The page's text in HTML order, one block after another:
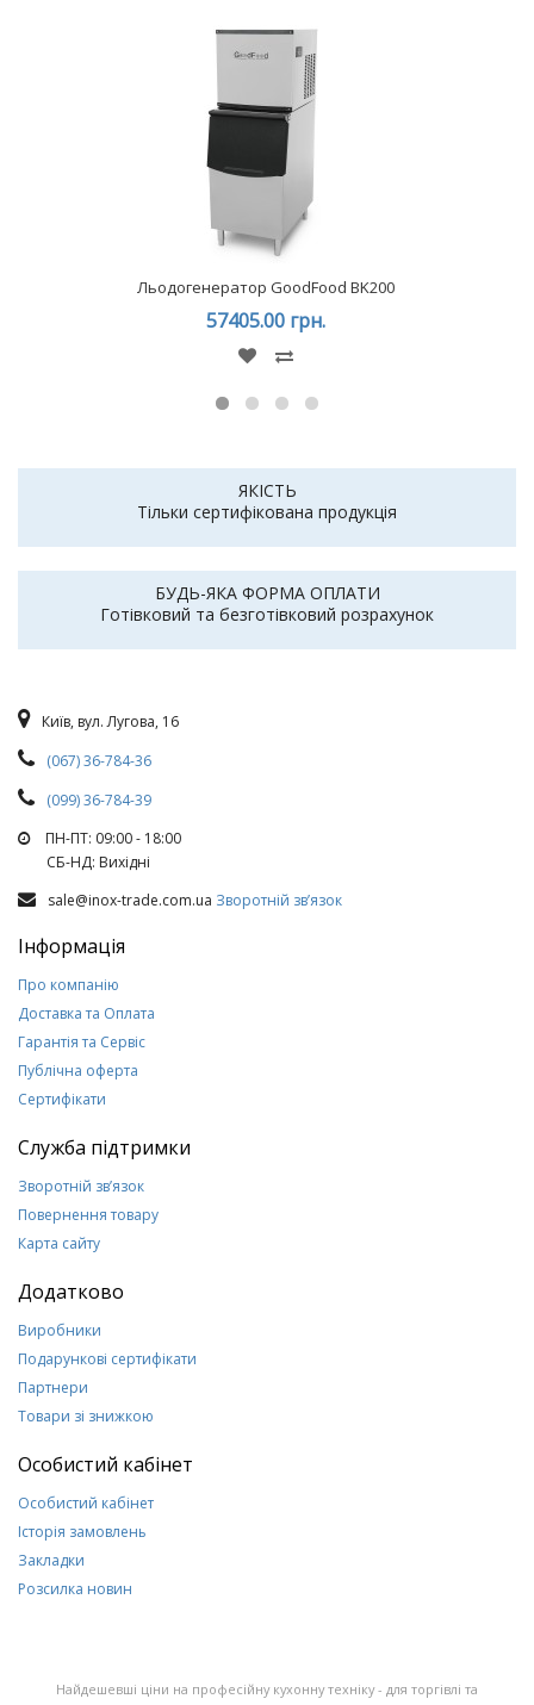
Льодогенератор GoodFood BK200
57405.00 грн.
ЯКІСТЬ
Тільки сертифікована продукція
БУДЬ-ЯКА ФОРМА ОПЛАТИ
Готівковий та безготівковий розрахунок
Київ, вул. Лугова, 16
(067) 36-784-36
(099) 36-784-39
ПН-ПТ: 09:00 - 18:00
СБ-НД: Вихiднi
sale@inox-trade.com.ua Зворотній зв’язок
Інформація
Про компанію
Доставка та Оплата
Гарантія та Сервіс
Публічна оферта
Сертифікати
Служба підтримки
Зворотній зв’язок
Повернення товару
Карта сайту
Додатково
Виробники
Подарункові сертифікати
Партнери
Товари зі знижкою
Особистий кабінет
Особистий кабінет
Історія замовлень
Закладки
Розсилка новин
Найдешевші ціни на професійну кухонну техніку - для торгівлі та